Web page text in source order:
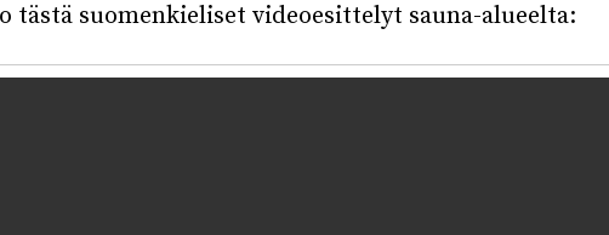
tästä suomenkieliset videoesittelyt sauna-alueelta: